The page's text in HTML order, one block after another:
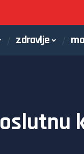
zdravlje